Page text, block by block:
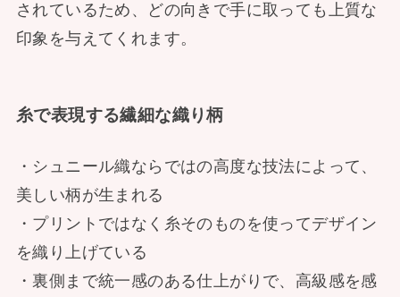
されているため、どの向きで手に取っても上質な
印象を与えてくれます。
糸で表現する繊細な織り柄
・シュニール織ならではの高度な技法によって、
美しい柄が生まれる
・プリントではなく糸そのものを使ってデザイン
を織り上げている
・裏側まで統一感のある仕上がりで、高級感を感